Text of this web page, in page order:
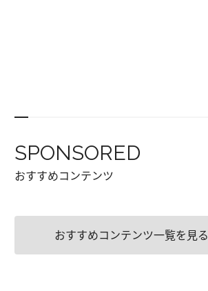
SPONSORED
おすすめコンテンツ
おすすめコンテンツ一覧を見る